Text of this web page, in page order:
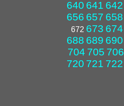
640 641 642
656 657 658
672 673 674
688 689 690
704 705 706
720 721 722